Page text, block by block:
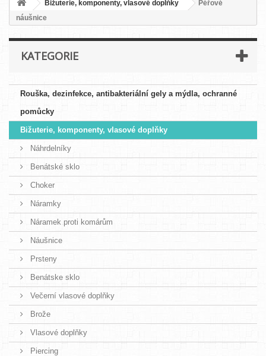
Bižuterie, komponenty, vlasové doplňky
Péřové
náušnice
KATEGORIE
Rouška, dezinfekce, antibakteriální gely a mýdla, ochranné
pomůcky
Bižuterie, komponenty, vlasové doplňky
Náhrdelníky
Benátské sklo
Choker
Náramky
Náramek proti komárům
Náušnice
Prsteny
Benátske sklo
Večerní vlasové doplňky
Brože
Vlasové doplňky
Piercing